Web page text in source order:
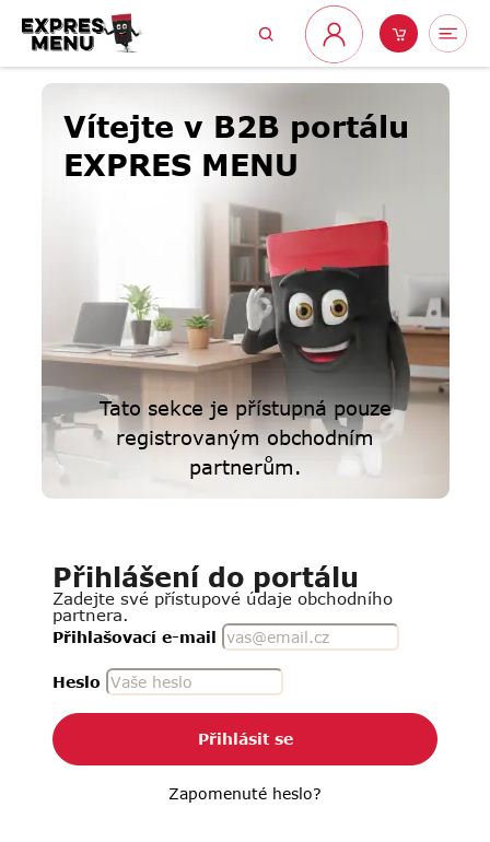
obsah
Hledat
Přihlášení
Nákupní
košík
Vítejte v B2B portálu
EXPRES MENU
Tato sekce je přístupná pouze
registrovaným obchodním
partnerům.
Přihlášení do portálu
Zadejte své přístupové údaje obchodního
partnera.
Přihlašovací e-mail
Heslo
Přihlásit se
Zapomenuté heslo?